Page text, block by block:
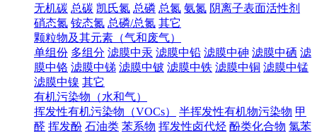
无机碳 总碳 凯氏氮 总磷 总氮 氨氮 阴离子表面活性剂
硝态氮 铵态氮 总磷/总氮 其它
颗粒物及其元素（气和废气）
单组份 多组分 滤膜中汞 滤膜中铅 滤膜中砷 滤膜中硒 滤
膜中铬 滤膜中锑 滤膜中铍 滤膜中铁 滤膜中铜 滤膜中锰
滤膜中镍 其它
有机污染物（水和气）
挥发性有机污染物（VOCs）
半挥发性有机物污染物 甲
醛 挥发酚 石油类 苯系物 挥发性卤代烃 酚类化合物 氯苯